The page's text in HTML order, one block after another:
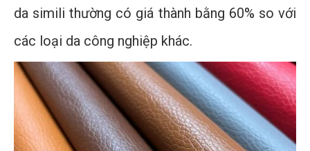
da simili thường có giá thành bằng 60% so với
các loại da công nghiệp khác.